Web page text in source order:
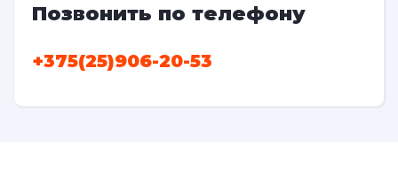
Позвонить по телефону
+375(25)906-20-53